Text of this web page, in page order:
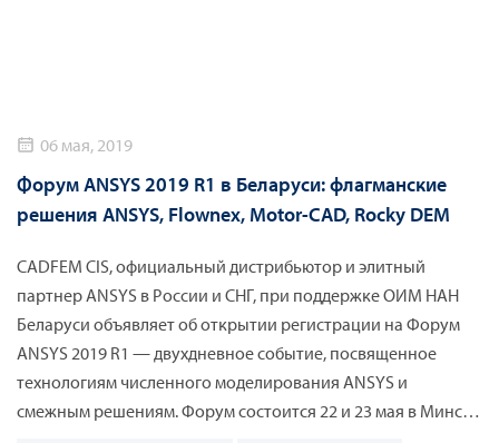
06 мая, 2019
Форум ANSYS 2019 R1 в Беларуси: флагманские
решения ANSYS, Flownex, Motor-CAD, Rocky DEM
CADFEM CIS, официальный дистрибьютор и элитный
партнер ANSYS в России и СНГ, при поддержке ОИМ НАН
Беларуси объявляет об открытии регистрации на Форум
ANSYS 2019 R1 — двухдневное событие, посвященное
технологиям численного моделирования ANSYS и
смежным решениям. Форум состоится 22 и 23 мая в Минске